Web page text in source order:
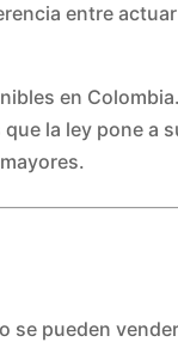
entre
en
la ley pone a
se pueden